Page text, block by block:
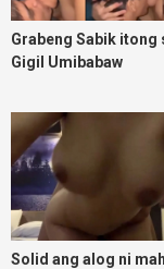
Grabeng Sabik itong
Gigil Umibabaw
Solid ang alog ni